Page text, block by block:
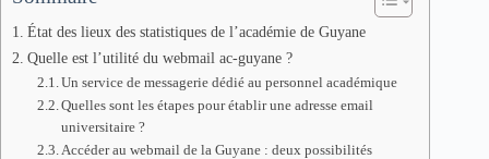
État des lieux des statistiques de l’académie de Guyane
Quelle est l’utilité du webmail ac-guyane ?
Un service de messagerie dédié au personnel académique
Quelles sont les étapes pour établir une adresse email
universitaire ?
Accéder au webmail de la Guyane : deux possibilités